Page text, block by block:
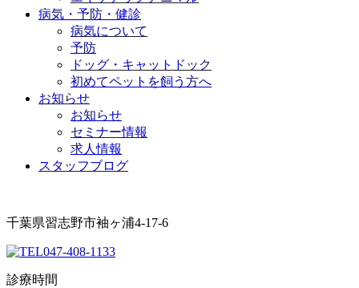
病気・予防・健診
病気について
予防
ドッグ・キャットドック
初めてペットを飼う方へ
お知らせ
お知らせ
セミナー情報
求人情報
スタッフブログ
千葉県習志野市袖ヶ浦4-17-6
047-408-1133
診療時間